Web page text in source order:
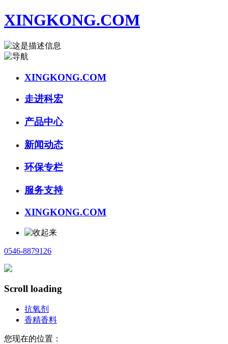
XINGKONG.COM
XINGKONG.COM
走进科宏
产品中心
新闻动态
环保专栏
服务支持
XINGKONG.COM
0546-8879126
Scroll loading
抗氧剂
香精香料
您现在的位置：